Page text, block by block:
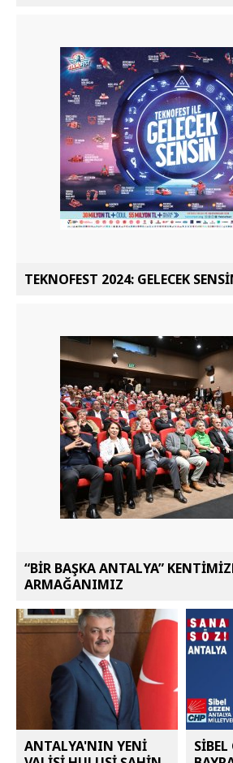
TEKNOFEST 2024: GELECEK
“BİR BAŞKA ANTALYA”
ARMAĞANIMIZ
ANTALYA'NIN YENİ
SİBEL